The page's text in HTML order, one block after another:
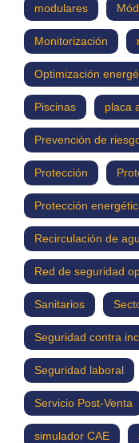
modulares
Monitorización
Optimización
Piscinas placa
Prevención de
Protección
Protección
Recirculación de
Red de seguridad
Sanitarios
Seguridad contra
Seguridad laboral
Servicio Post-Venta
simulador CAE